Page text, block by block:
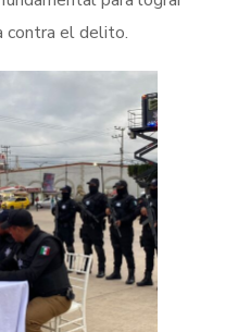
contra el delito.